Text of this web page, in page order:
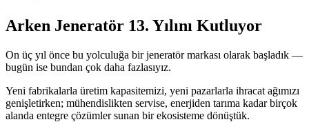
Arken Jeneratör 13. Yılını Kutluyor
On üç yıl önce bu yolculuğa bir jeneratör markası olarak başladık —
bugün ise bundan çok daha fazlasıyız.
Yeni fabrikalarla üretim kapasitemizi, yeni pazarlarla ihracat ağımızı
genişletirken; mühendislikten servise, enerjiden tarıma kadar birçok
alanda entegre çözümler sunan bir ekosisteme dönüştük.